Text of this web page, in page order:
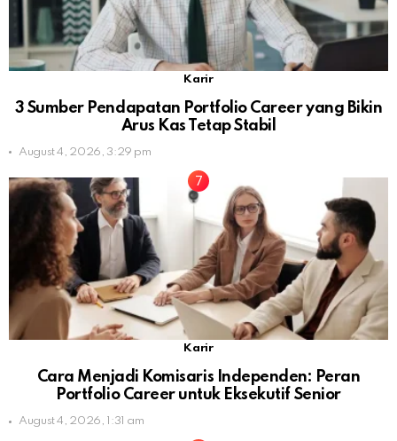
Karir
3 Sumber Pendapatan Portfolio Career yang Bikin
Arus Kas Tetap Stabil
August 4, 2026, 3:29 pm
Karir
Cara Menjadi Komisaris Independen: Peran
Portfolio Career untuk Eksekutif Senior
August 4, 2026, 1:31 am